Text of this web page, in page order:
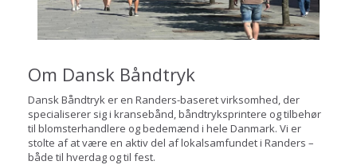
Om Dansk Båndtryk
Dansk Båndtryk er en Randers-baseret virksomhed, der
specialiserer sig i kransebånd, båndtryksprintere og tilbehør
til blomsterhandlere og bedemænd i hele Danmark. Vi er
stolte af at være en aktiv del af lokalsamfundet i Randers –
både til hverdag og til fest.